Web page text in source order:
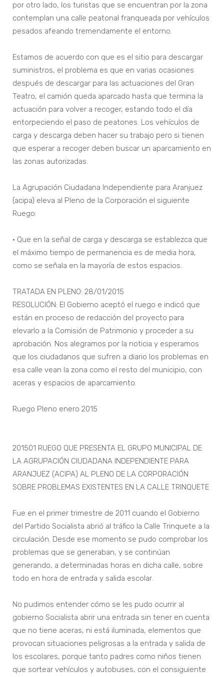
por otro lado, los turistas que se encuentran por la zona
contemplan una calle peatonal franqueada por vehículos
pesados afeando tremendamente el entorno.
Estamos de acuerdo con que es el sitio para descargar
suministros, el problema es que en varias ocasiones
después de descargar para las actuaciones del Gran
Teatro, el camión queda aparcado hasta que termina la
actuación para volver a recoger, estando todo el día
entorpeciendo el paso de peatones. Los vehículos de
carga y descarga deben hacer su trabajo pero si tienen
que esperar a recoger deben buscar un aparcamiento en
las zonas autorizadas.
La Agrupación Ciudadana Independiente para Aranjuez
(acipa) eleva al Pleno de la Corporación el siguiente
Ruego:
• Que en la señal de carga y descarga se establezca que
el máximo tiempo de permanencia es de media hora,
como se señala en la mayoría de estos espacios.
TRATADA EN PLENO: 28/01/2015
RESOLUCIÓN: El Gobierno aceptó el ruego e indicó que
están en proceso de redacción del proyecto para
elevarlo a la Comisión de Patrimonio y proceder a su
aprobación. Nos alegramos por la noticia y esperamos
que los ciudadanos que sufren a diario los problemas en
esa calle vean la zona como el resto del municipio, con
aceras y espacios de aparcamiento.
Ruego Pleno enero 2015
201501 RUEGO QUE PRESENTA EL GRUPO MUNICIPAL DE
LA AGRUPACIÓN CIUDADANA INDEPENDIENTE PARA
ARANJUEZ (ACIPA) AL PLENO DE LA CORPORACIÓN
SOBRE PROBLEMAS EXISTENTES EN LA CALLE TRINQUETE
Fue en el primer trimestre de 2011 cuando el Gobierno
del Partido Socialista abrió al tráfico la Calle Trinquete a la
circulación. Desde ese momento se pudo comprobar los
problemas que se generaban, y se continúan
generando, a determinadas horas en dicha calle, sobre
todo en hora de entrada y salida escolar.
No pudimos entender cómo se les pudo ocurrir al
gobierno Socialista abrir una entrada sin tener en cuenta
que no tiene aceras, ni está iluminada, elementos que
provocan situaciones peligrosas a la entrada y salida de
los escolares, porque tanto padres como niños tienen
que sortear vehículos y autobuses, con el consiguiente